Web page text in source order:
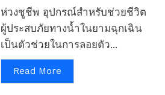
ห่วงชูชีพ อุปกรณ์สำหรับช่วยชีวิต
ผู้ประสบภัยทางน้ำในยามฉุกเฉิน
เป็นตัวช่วยในการลอยตัว...
Read More